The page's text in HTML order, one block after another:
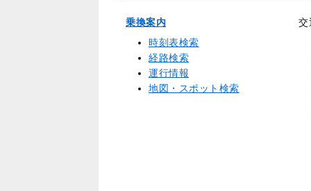
乗換案内
時刻表検索
経路検索
運行情報
地図・スポット検索
交